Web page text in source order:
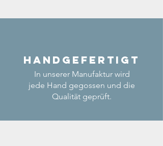
Handgefertigt
In unserer Manufaktur wird
jede Hand gegossen und die
Qualität geprüft.